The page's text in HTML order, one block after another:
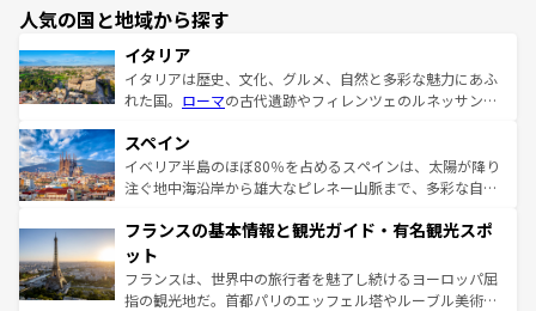
人気の国と地域から探す
イタリア
イタリアは歴史、文化、グルメ、自然と多彩な魅力にあふ
れた国。 ローマの古代遺跡やフィレンツェのルネッサンス
ろん、トスカーナの美しい田園風景やアマルフィ海岸の絶
景など、自然景観も見逃せない。観光の合間には、本場の
ピザやパスタなど、絶品のイタリア料理を堪能することも
ませてくれるイタリアで、忘れられない旅をしてみよう！
なお、新着のイタリア情報は
しい。
スペイン
イベリア半島のほぼ80％を占めるスペインは、太陽が降り
注ぐ地中海沿岸から雄大なピレネー山脈まで、多彩な自然
文化が根付くこの国では、情熱的なフラメンコ、熱気あふ
れる闘牛、そして美味しいタパスが生活の一部となってい
る。首都マドリードの洗練された雰囲気や、バルセロナの
アートに溢れた街角から、地方では古代ローマ遺跡や中世
フランスの基本情報と観光ガイド・有名観光スポ
ット
フランスは、世界中の旅行者を魅了し続けるヨーロッパ屈
指の観光地だ。首都パリのエッフェル塔やルーブル美術館